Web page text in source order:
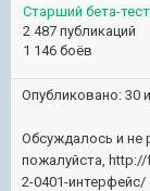
Старший бета-
2 487 публикаций
1 146 боёв
Опубликовано: 30
Обсуждалось и не
пожалуйста,
2-0401-интерфейс/